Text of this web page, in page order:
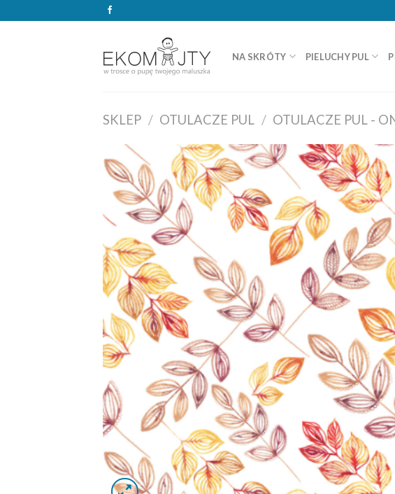
to
NA SKRÓTY PIELUCHY PUL
SKLEP / OTULACZE PUL / OTULACZE PUL -